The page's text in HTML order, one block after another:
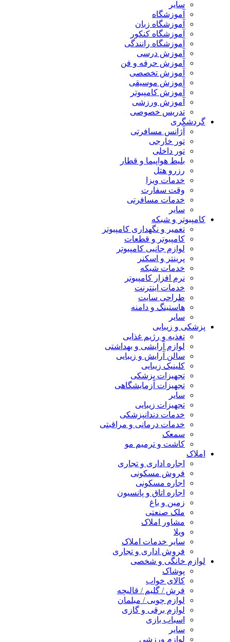
آموزشگاه
آموزشگاه زبان
آموزشگاه کنکور
آموزشگاه رانندگی
آموزش درسی
آموزش حرفه و فن
آموزش تخصصی
آموزش موسیقی
آموزش کامپیوتر
آموزش ورزشی
تدریس خصوصی
آژانس مسافرتی
تور خارجی
تور داخلی
بلیط هواپیما و قطار
رزرو هتل
خدمات ویزا
وقت سفارت
خدمات مسافرتی
و شبکه
تعمیر و نگهداری کامپیوتر
کامپیوتر و قطعات
لوازم جانبی کامپیوتر
پرینتر و اسکنر
خدمات شبکه
نرم افزار کامپیوتر
خدمات اینترنت
طراحی سایت
هاستینگ و دامنه
و زیبایی
تغذیه و رژیم غذایی
لوازم آرایشی و بهداشتی
سالن آرایش و زیبایی
کلینیک زیبایی
تجهیزات پزشکی
تجهیزات آزمایشگاهی
تجهیزات زیبایی
خدمات دندانپزشکی
خدمات درمانی و مراقبتی
سمعک
کاشت و ترمیم مو
اجاره اداری و تجاری
فروش مسکونی
اجاره مسکونی
اجاره اتاق و پانسیون
زمین و باغ
ملک صنعتی
مشاور املاک
سایر خدمات املاک
فروش اداری و تجاری
خانگی و شخصی
پوشاک
کالای خواب
فرش / گلیم / قالیچه
لوازم چوبی / مبلمان
لوازم برقی و گازی
اسباب بازی
لوازم ورزشی